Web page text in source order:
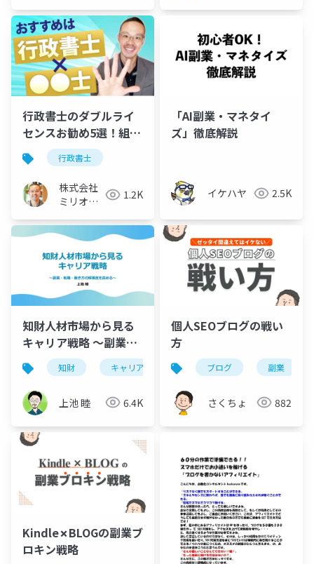
行政書士のダブルライ
センスお勧め5選！組み
合わせるなら、この資
格
行政書士
株式会社
ミリオン
1.2K
「AI副業・マネタイ
ズ」徹底解説
イケハヤ 2.5K
知財人材市場から見る
キャリア戦略 ～副業・
転職・働き方の解像度
を高める～
知財 キャリア 複業 転職
上池 睦 6.4K
個人SEOブログの戦い
方
ブログ 副業
さくちょ 882
Kindle✗BLOGの副業ブ
ロキン戦略